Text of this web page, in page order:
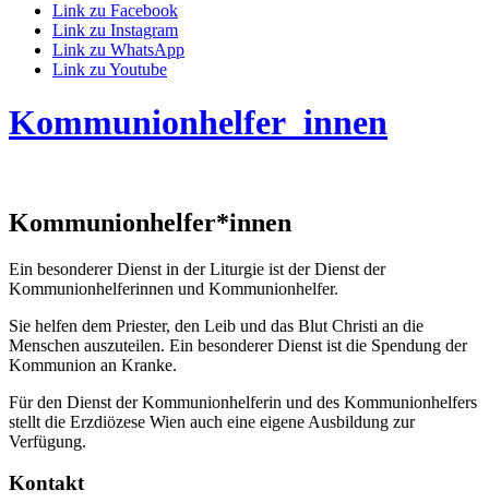
Link zu Facebook
Link zu Instagram
Link zu WhatsApp
Link zu Youtube
Kommunionhelfer_innen
Kommunionhelfer*innen
Ein besonderer Dienst in der Liturgie ist der Dienst der
Kommunionhelferinnen und Kommunionhelfer.
Sie helfen dem Priester, den Leib und das Blut Christi an die
Menschen auszuteilen. Ein besonderer Dienst ist die Spendung der
Kommunion an Kranke.
Für den Dienst der Kommunionhelferin und des Kommunionhelfers
stellt die Erzdiözese Wien auch eine eigene Ausbildung zur
Verfügung.
Kontakt